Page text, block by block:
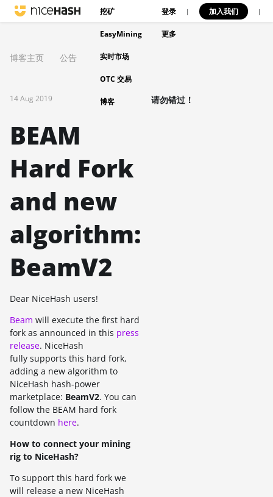
挖矿
EasyMining
实时市场
OTC 交易
博客
登录 | 加入我们 |
更多
博客主页 公告
14 Aug 2019
BEAM
Hard Fork
and new
algorithm:
BeamV2
Dear NiceHash users!
Beam will execute the first hard
fork as announced in this press
release. NiceHash
fully supports this hard fork,
adding a new algorithm to
NiceHash hash-power
marketplace: BeamV2. You can
follow the BEAM hard fork
countdown here.
How to connect your mining
rig to NiceHash?
To support this hard fork we
will release a new NiceHash
请勿错过！